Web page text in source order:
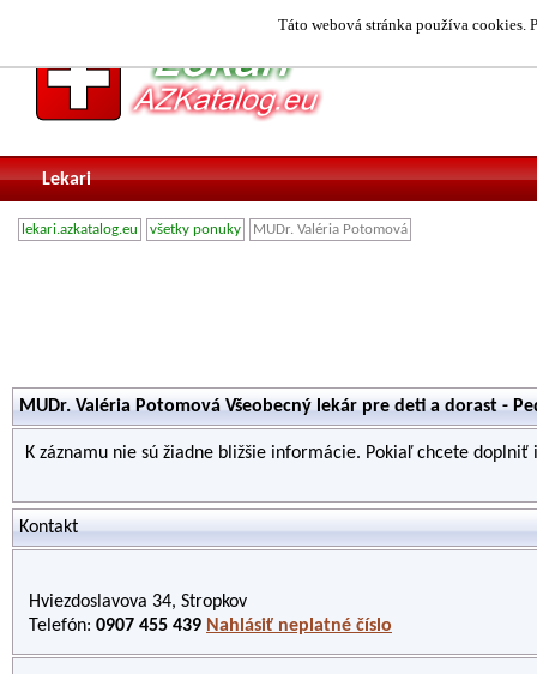
Táto webová stránka používa cookies.
Lekari
lekari.azkatalog.eu všetky ponuky MUDr. Valéria Potomová
MUDr. Valéria Potomová Všeobecný lekár pre deti a dorast -
K záznamu nie sú žiadne bližšie informácie. Pokiaľ chcete
Kontakt
Hviezdoslavova 34, Stropkov
Telefón: 0907 455 439 Nahlásiť neplatné číslo